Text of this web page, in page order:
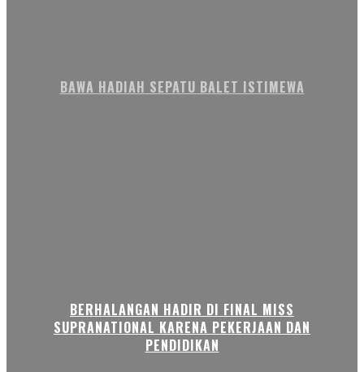
BAWA HADIAH SEPATU BALET ISTIMEWA
BERHALANGAN HADIR DI FINAL MISS
SUPRANATIONAL KARENA PEKERJAAN DAN
PENDIDIKAN